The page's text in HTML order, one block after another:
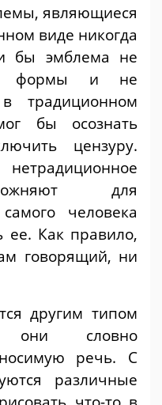
являющиеся
виде никогда
бы эмблема не
формы и не
традиционном
бы осознать
цензуру.
для
человека
ее. Как правило,
говорящий, ни
другим типом
они словно
речь. С
различные